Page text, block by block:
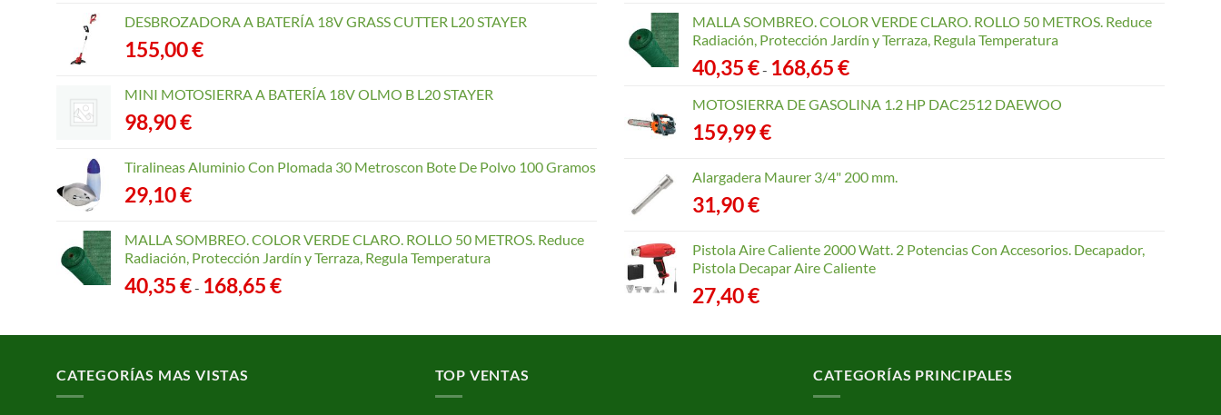
DESBROZADORA A BATERÍA 18V GRASS CUTTER L20 STAYER
155,00€
MINI MOTOSIERRA A BATERÍA 18V OLMO B L20 STAYER
98,90€
Tiralineas Aluminio Con Plomada 30 Metroscon Bote De Polvo 100 Gramos
29,10€
MALLA SOMBREO. COLOR VERDE CLARO. ROLLO 50 METROS. Reduce
Radiación, Protección Jardín y Terraza, Regula Temperatura
40,35€- 168,65€Rango
desde
MALLA SOMBREO. COLOR VERDE CLARO. ROLLO 50 METROS. Reduce
Radiación, Protección Jardín y Terraza, Regula Temperatura
40,35€- 168,65€Rango
precios:
168,65 €
MOTOSIERRA DE GASOLINA 1.2 HP DAC2512 DAEWOO
159,99€
Alargadera Maurer 3/4" 200 mm.
31,90€
Pistola Aire Caliente 2000 Watt. 2 Potencias Con Accesorios. Decapador,
Pistola Decapar Aire Caliente
27,40€
CATEGORÍAS MAS VISTAS TOP VENTAS CATEGORÍAS PRINCIPALES